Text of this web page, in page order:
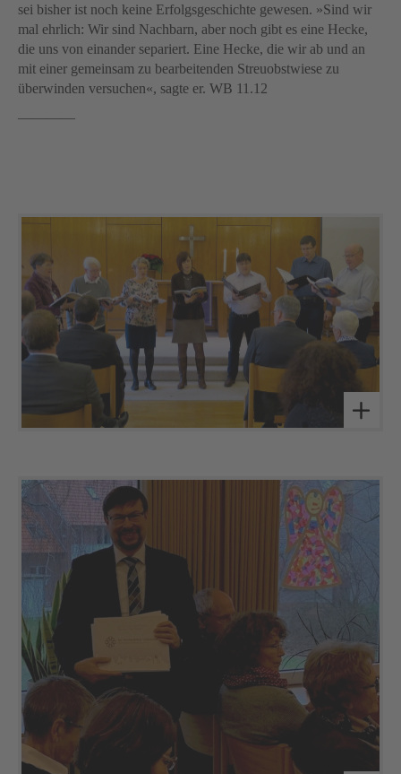
sei bisher ist noch keine Erfolgsgeschichte gewesen. »Sind wir
mal ehrlich: Wir sind Nachbarn, aber noch gibt es eine Hecke,
die uns von einander separiert. Eine Hecke, die wir ab und an
mit einer gemeinsam zu bearbeitenden Streuobstwiese zu
überwinden versuchen«, sagte er. WB 11.12
————